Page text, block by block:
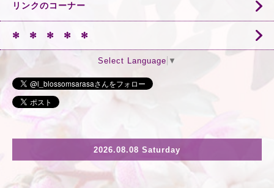
リンクのコーナー
✻ ✻ ✻ ✻ ✻
Select Language ▼
2026.08.08 Saturday